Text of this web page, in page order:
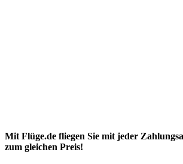
Mit Flüge.de fliegen Sie mit jeder
zum gleichen Preis!